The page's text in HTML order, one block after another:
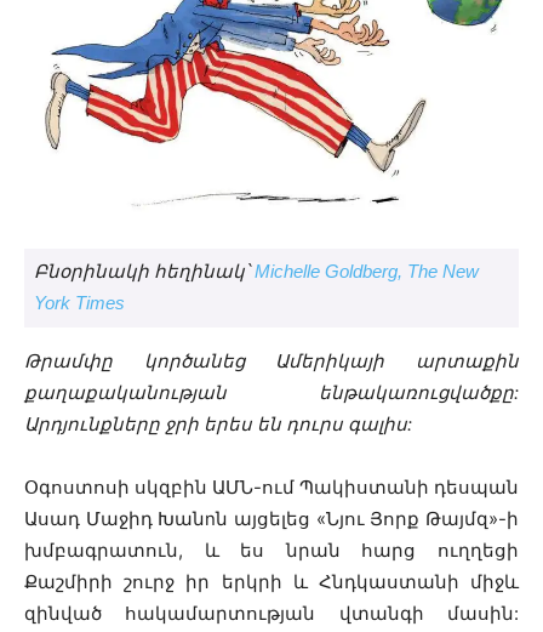
Բնօրինակի հեղինակ՝Michelle Goldberg, The New
York Times
Թրամփը կործանեց Ամերիկայի արտաքին
քաղաքականության ենթակառուցվածքը:
Արդյունքները ջրի երես են դուրս գալիս:
Օգոստոսի սկզբին ԱՄՆ-ում Պակիստանի դեսպան
Ասադ Մաջիդ Խանnն այցելեց «Նյու Յորք Թայմզ»-ի
խմբագրատուն, և ես նրան հարց ուղղեցի
Քաշմիրի շուրջ իր երկրի և Հնդկաստանի միջև
զինված հակամարտության վտանգի մասին: